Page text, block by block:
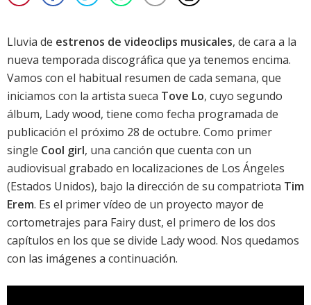
Lluvia de estrenos de videoclips musicales, de cara a la
nueva temporada discográfica que ya tenemos encima.
Vamos con el habitual resumen de cada semana, que
iniciamos con la artista sueca Tove Lo, cuyo segundo
álbum, Lady wood, tiene como fecha programada de
publicación el próximo 28 de octubre. Como primer
single Cool girl, una canción que cuenta con un
audiovisual grabado en localizaciones de Los Ángeles
(Estados Unidos), bajo la dirección de su compatriota Tim
Erem. Es el primer vídeo de un proyecto mayor de
cortometrajes para Fairy dust, el primero de los dos
capítulos en los que se divide Lady wood. Nos quedamos
con las imágenes a continuación.